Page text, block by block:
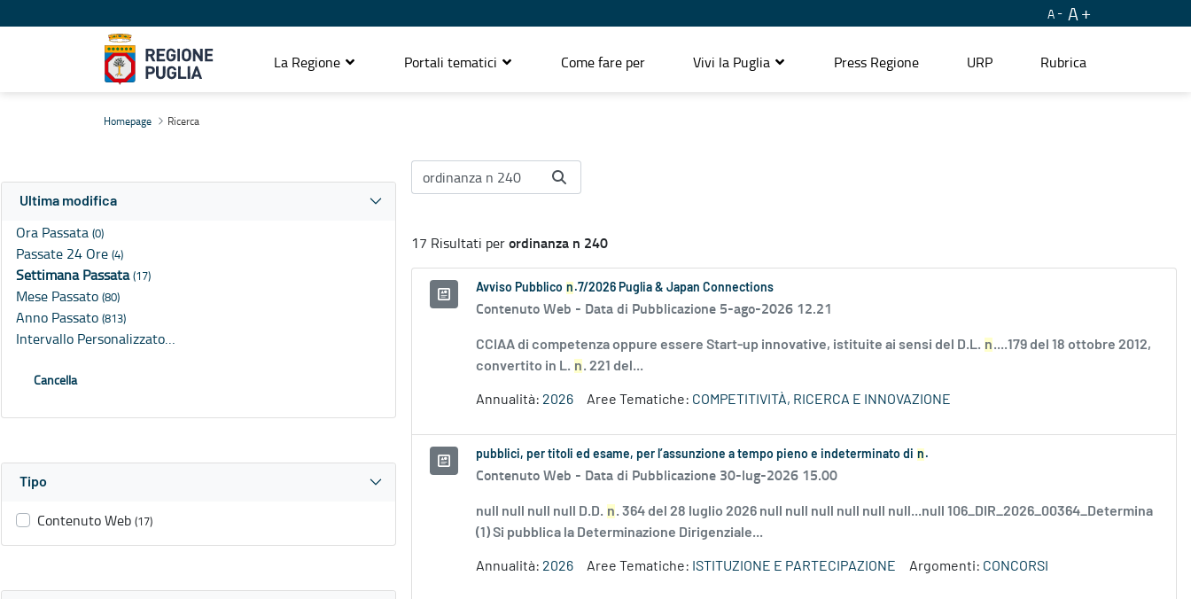
A A
La Regione Portali tematici Come fare per Vivi la Puglia Press Regione URP Rubrica
Homepage Ricerca
Ultima modifica
Ora Passata (0)
Passate 24 Ore (4)
Settimana Passata(17)
Mese Passato (80)
Anno Passato (813)
Intervallo Personalizzato…
Cancella
Tipo
Contenuto Web (17)
17 Risultati perordinanza n 240
Avviso Pubblico n .7/2026 Puglia & Japan Connections
Contenuto Web - Data di Pubblicazione 5-ago-2026 12.21
CCIAA di competenza oppure essere Start-up innovative, istituite ai sensi del D.L. n....179 del 18 ottobre 2012,
convertito in L. n. 221 del...
Annualità: 2026 Aree Tematiche: COMPETITIVITÀ, RICERCA E INNOVAZIONE
pubblici, per titoli ed esame, per l’assunzione a tempo pieno e indeterminato di n .
Contenuto Web - Data di Pubblicazione 30-lug-2026 15.00
null null null null D.D. n. 364 del 28 luglio 2026 null null null null null null...null 106_DIR_2026_00364_Determina
(1) Si pubblica la Determinazione Dirigenziale...
Annualità: 2026 Aree Tematiche: ISTITUZIONE E PARTECIPAZIONE Argomenti: CONCORSI